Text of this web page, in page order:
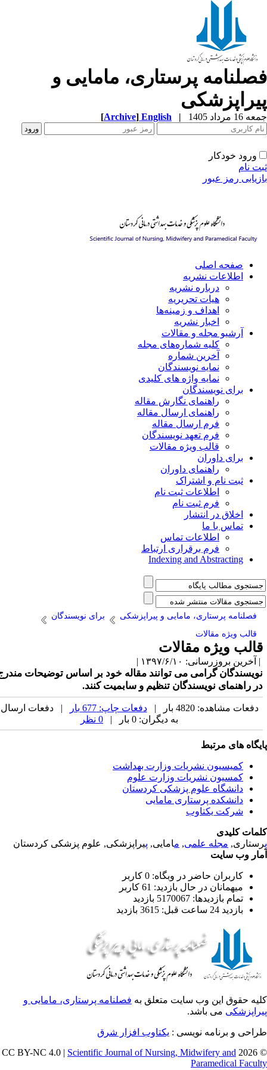
پرستاری، مامایی و
مرداد 1405 |
English
[Archive]
ورود خودکار
نام
رمز عبور
صفحه اصلی
اطلاعات نشریه
درباره نشریه
هیات تحریریه
اهداف و زمینه‌ها
اخبار نشریه
آرشیو مجله و مقالات
کلیه شماره‌های مجله
آخرین شماره
نمایه نویسندگان
نمایه واژه های کلیدی
برای نویسندگان
راهنمای نگارش مقاله
راهنمای ارسال مقاله
فرم ارسال مقاله
فرم تعهد نویسندگان
قالب ویژه مقالات
برای داوران
راهنمای داوران
ثبت نام و اشتراک
اطلاعات ثبت نام
فرم ثبت نام
اخلاق در انتشار
تماس با ما
اطلاعات تماس
فرم برقراری ارتباط
Indexing and Abstracting
فصلنامه پرستاری، مامایی و پیراپزشکی
برای نویسندگان
قالب ویژه مقالات
ویژه مقالات
بروزرسانی: ۱۳۹۷/۶/۱۰ |
گرامی می توانند مقاله خود بر اساس توضیحات مندرج
راهنمای نویسندگان تنظیم و سابمیت کنند.
دفعات مشاهده: 4820 بار | دفعات چاپ: 677 بار
| دفعات ارسال
به دیگران: 0 بار |
های مرتبط
کمیسیون نشریات وزارت بهداشت
کمسیون نشریات وزارت علوم
دانشگاه علوم پزشکی کردستان
دانشکده پرستاری مامایی
شرکت یکتاوب
کلیدی
مجله علمی, م امایی, پیراپزشکی, علوم پزشکی کردستان
وب سایت
کاربران حاضر در وبگاه: 0 کاربر
میهمانان در حال بازدید: 61 کاربر
تمام بازدید‌ها: 5170067 بازدید
بازدید 24 ساعت قبل: 3615 بازدید
حقوق این وب سایت متعلق بهفصلنامه پرستاری، مامایی و
می باشد.
و برنامه نویسی : یکتاوب افزار شرق
©
Scientific Journal of Nursing, Midwifery and
Paramedical